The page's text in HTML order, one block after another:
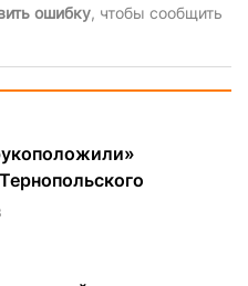
ошибку, чтобы сообщить